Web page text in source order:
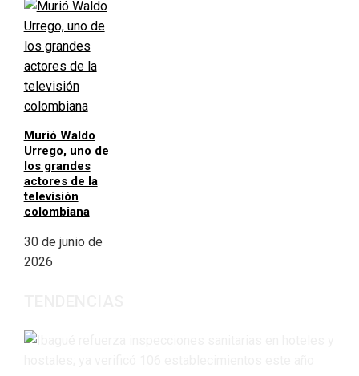
Murió Waldo
Urrego, uno de
los grandes
actores de la
televisión
colombiana
30 de junio de
2026